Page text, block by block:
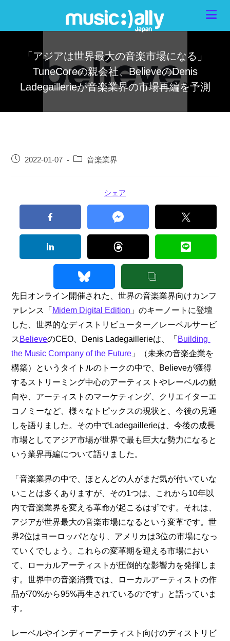
「アジアは世界最大の音楽市場になる」
TuneCoreの親会社、BelieveのDenis
Ladegaillerieが音楽業界の市場再編を予測
2022-01-07 音楽業界
シェア
先日オンライン開催された、世界の音楽業界向けカンフ
ァレンス「 Midem Digital Edition 」のキーノートに登壇
した、世界的なディストリビューター／レーベルサービ
ス BelieveのCEO、Denis Ladegaillerieは、「 Building
the Music Company of the Future 」（未来の音楽企業を
構築）というタイトルのトークの中で、Believeが獲得
するストリーミング中心のアーティストやレーベルの動
向や、アーティストのマーケティング、クリエイターエ
コノミーなど、様々なトピックスの現状と、今後の見通
しを語りました。その中でLadegaillerieは、今後の成長
市場としてアジア市場が世界で最も巨大な勢力になると
いう業界再編について語りました。
「音楽業界の中で、ほとんどの人がまだ気が付いていな
いことは多くありますが、その1つは、これから10年以
内で音楽業界を変える革命が起こるはずです。それは、
アジアが世界最大の音楽市場になるという変革です。世
界2位はヨーロッパとなり、アメリカは3位の市場になっ
ていくでしょう。これらの変革期を迎える市場におい
て、ローカルアーティストが圧倒的な影響力を発揮しま
す。世界中の音楽消費では、ローカルアーティストの作
品が70%から95%再生されているのです」と語っていま
す。
レーベルやインディーアーティスト向けのディストリビ